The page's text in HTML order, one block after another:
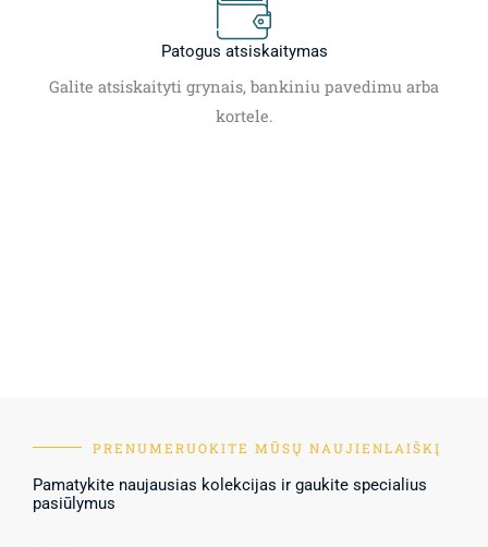
Patogus atsiskaitymas
Galite atsiskaityti grynais, bankiniu pavedimu arba
kortele.
PRENUMERUOKITE MŪSŲ NAUJIENLAIŠKĮ
Pamatykite naujausias kolekcijas ir gaukite specialius
pasiūlymus